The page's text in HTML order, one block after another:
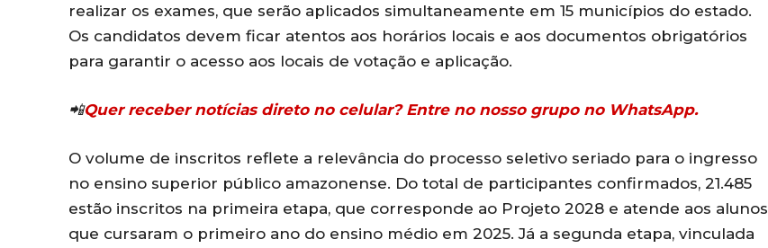
realizar os exames, que serão aplicados simultaneamente em 15 municípios do estado.
Os candidatos devem ficar atentos aos horários locais e aos documentos obrigatórios
para garantir o acesso aos locais de votação e aplicação.
📲Quer receber notícias direto no celular? Entre no nosso grupo no WhatsApp.
O volume de inscritos reflete a relevância do processo seletivo seriado para o ingresso
no ensino superior público amazonense. Do total de participantes confirmados, 21.485
estão inscritos na primeira etapa, que corresponde ao Projeto 2028 e atende aos alunos
que cursaram o primeiro ano do ensino médio em 2025. Já a segunda etapa, vinculada